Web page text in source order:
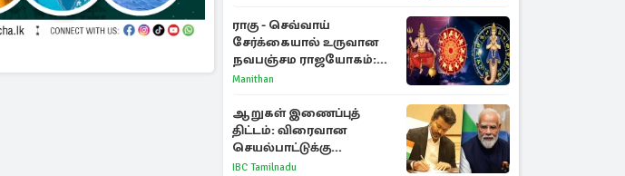
ராகு - செவ்வாய்
சேர்க்கையால் உருவான
நவபஞ்சம ராஜயோகம்:
அதிர்ஷ்டம் பெறும் 3
Manithan
ஆறுகள் இணைப்புத்
திட்டம்: விரைவான
செயல்பாட்டுக்கு
பிரதமருக்கு முதலமைச்சர்
IBC Tamilnadu